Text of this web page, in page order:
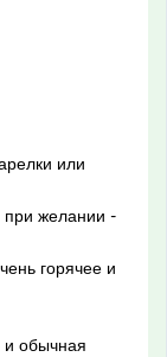
или
при желании -
горячее и
и обычная